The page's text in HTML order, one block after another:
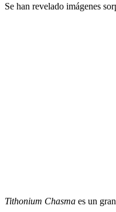
Se han revelado imágenes
Tithonium Chasma es un